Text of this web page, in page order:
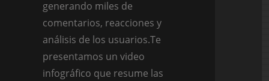
generando miles de
comentarios, reacciones y
análisis de los usuarios.Te
presentamos un video
infográfico que resume las